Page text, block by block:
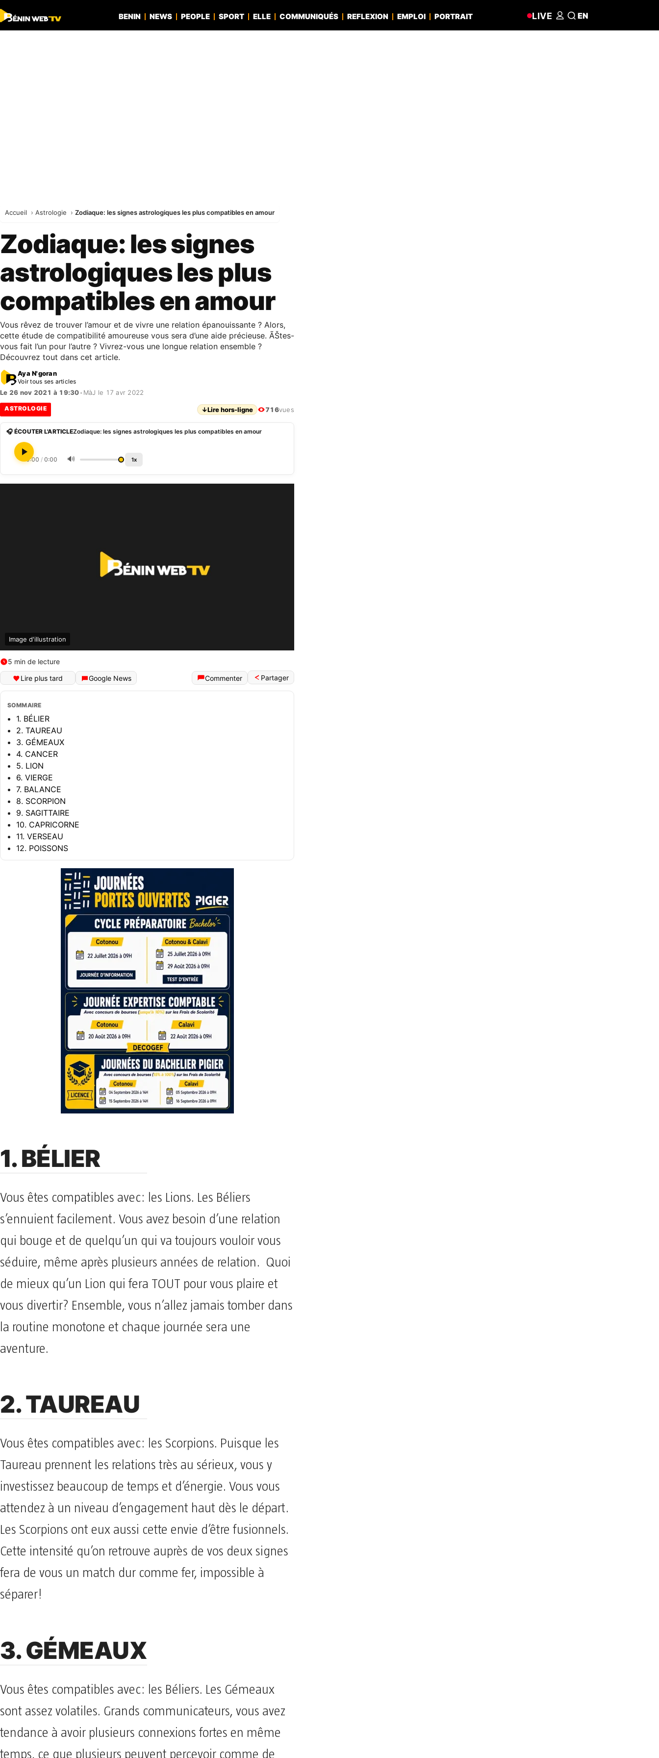
BENIN NEWS PEOPLE SPORT ELLE COMMUNIQUÉS REFLEXION EMPLOI PORTRAIT LIVE EN
Accueil Astrologie Zodiaque: les signes astrologiques les plus compatibles en amour
Zodiaque: les signes
astrologiques les plus
compatibles en amour
Vous rêvez de trouver l’amour et de vivre une relation épanouissante ? Alors,
cette étude de compatibilité amoureuse vous sera d’une aide précieuse. ÃŠtes-
vous fait l’un pour l’autre ? Vivrez-vous une longue relation ensemble ?
Découvrez tout dans cet article.
Aya N'goran
Voir tous ses articles
Le 26 nov 2021 à 19:30• MàJ le 17 avr 2022
ASTROLOGIE ↓Lire hors-ligne 716vues
🎧 ÉCOUTER L'ARTICLEZodiaque: les signes astrologiques les plus compatibles en amour
0:00 / 0:00 🔊 1x
Image d'illustration
5 min de lecture
Lire plus tard
Google News Commenter Partager
SOMMAIRE
1. BÉLIER
2. TAUREAU
3. GÉMEAUX
4. CANCER
5. LION
6. VIERGE
7. BALANCE
8. SCORPION
9. SAGITTAIRE
10. CAPRICORNE
11. VERSEAU
12. POISSONS
1. BÉLIER
Vous êtes compatibles avec: les Lions. Les Béliers
s’ennuient facilement. Vous avez besoin d’une relation
qui bouge et de quelqu’un qui va toujours vouloir vous
séduire, même après plusieurs années de relation. Quoi
de mieux qu’un Lion qui fera TOUT pour vous plaire et
vous divertir? Ensemble, vous n’allez jamais tomber dans
la routine monotone et chaque journée sera une
aventure.
2. TAUREAU
Vous êtes compatibles avec: les Scorpions. Puisque les
Taureau prennent les relations très au sérieux, vous y
investissez beaucoup de temps et d’énergie. Vous vous
attendez à un niveau d’engagement haut dès le départ.
Les Scorpions ont eux aussi cette envie d’être fusionnels.
Cette intensité qu’on retrouve auprès de vos deux signes
fera de vous un match dur comme fer, impossible à
séparer!
3. GÉMEAUX
Vous êtes compatibles avec: les Béliers. Les Gémeaux
sont assez volatiles. Grands communicateurs, vous avez
tendance à avoir plusieurs connexions fortes en même
temps, ce que plusieurs peuvent percevoir comme de